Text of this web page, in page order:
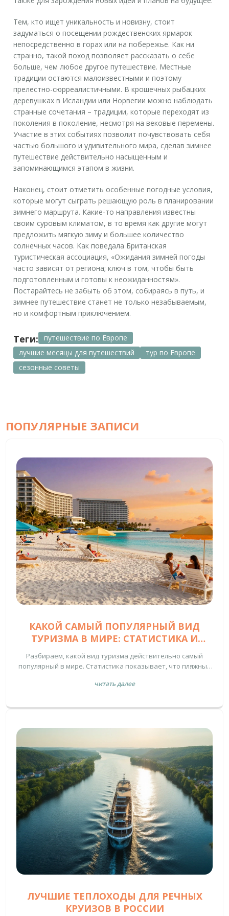
Тем, кто ищет уникальность и новизну, стоит
задуматься о посещении рождественских ярмарок
непосредственно в горах или на побережье. Как ни
странно, такой поход позволяет рассказать о себе
больше, чем любое другое путешествие. Местные
традиции остаются малоизвестными и поэтому
прелестно-сюрреалистичными. В крошечных рыбацких
деревушках в Исландии или Норвегии можно наблюдать
странные сочетания – традиции, которые переходят из
поколения в поколение, несмотря на вековые перемены.
Участие в этих событиях позволит почувствовать себя
частью большого и удивительного мира, сделав зимнее
путешествие действительно насыщенным и
запоминающимся этапом в жизни.
Наконец, стоит отметить особенные погодные условия,
которые могут сыграть решающую роль в планировании
зимнего маршрута. Какие-то направления известны
своим суровым климатом, в то время как другие могут
предложить мягкую зиму и большее количество
солнечных часов. Как поведала Британская
туристическая ассоциация, «Ожидания зимней погоды
часто зависят от региона; ключ в том, чтобы быть
подготовленным и готовы к неожиданностям».
Постарайтесь не забыть об этом, собираясь в путь, и
зимнее путешествие станет не только незабываемым,
но и комфортным приключением.
Теги:
путешествие по Европе
лучшие месяцы для путешествий
тур по Европе
сезонные советы
ПОПУЛЯРНЫЕ ЗАПИСИ
КАКОЙ САМЫЙ ПОПУЛЯРНЫЙ ВИД
ТУРИЗМА В МИРЕ: СТАТИСТИКА И
ТРЕНДЫ 2026 ГОДА
Разбираем, какой вид туризма действительно самый
популярный в мире. Статистика показывает, что пляжный
читать далее
ЛУЧШИЕ ТЕПЛОХОДЫ ДЛЯ РЕЧНЫХ
КРУИЗОВ В РОССИИ